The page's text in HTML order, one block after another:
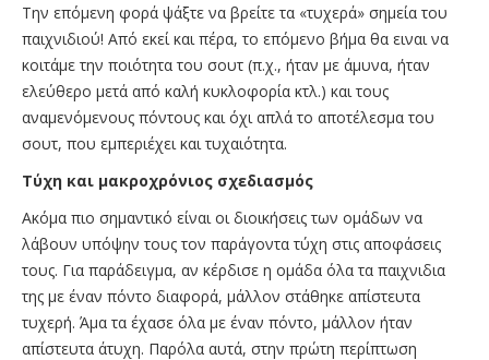
Την επόμενη φορά ψάξτε να βρείτε τα «τυχερά» σημεία του
παιχνιδιού! Από εκεί και πέρα, το επόμενο βήμα θα ειναι να
κοιτάμε την ποιότητα του σουτ (π.χ., ήταν με άμυνα, ήταν
ελεύθερο μετά από καλή κυκλοφορία κτλ.) και τους
αναμενόμενους πόντους και όχι απλά το αποτέλεσμα του
σουτ, που εμπεριέχει και τυχαιότητα.
Τύχη και μακροχρόνιος σχεδιασμός
Ακόμα πιο σημαντικό είναι οι διοικήσεις των ομάδων να
λάβουν υπόψην τους τον παράγοντα τύχη στις αποφάσεις
τους. Για παράδειγμα, αν κέρδισε η ομάδα όλα τα παιχνιδια
της με έναν πόντο διαφορά, μάλλον στάθηκε απίστευτα
τυχερή. Άμα τα έχασε όλα με έναν πόντο, μάλλον ήταν
απίστευτα άτυχη. Παρόλα αυτά, στην πρώτη περίπτωση